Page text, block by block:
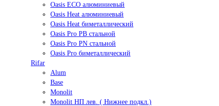
Oasis ECO алюминиевый
Oasis Heat алюминиевый
Oasis Heat биметаллический
Oasis Pro PB стальной
Oasis Pro PN стальной
Oasis Pro биметаллический
Rifar
Alum
Base
Monolit
Monolit НП лев. ( Нижнее подкл.)